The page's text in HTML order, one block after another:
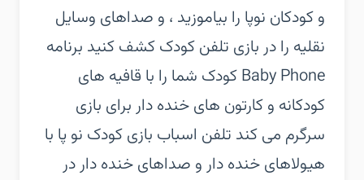
و کودکان نوپا را بیاموزید ، و صداهای وسایل
نقلیه را در بازی تلفن کودک کشف کنید‏ برنامه
Baby Phone کودک شما را با قافیه های
کودکانه و کارتون های خنده دار برای بازی
سرگرم می کند‏ تلفن اسباب بازی کودک نو پا با
هیولاهای خنده دار و صداهای خنده دار در